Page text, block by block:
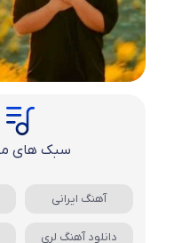
سبک های
آهنگ ایرانی
دانلود آهنگ لری